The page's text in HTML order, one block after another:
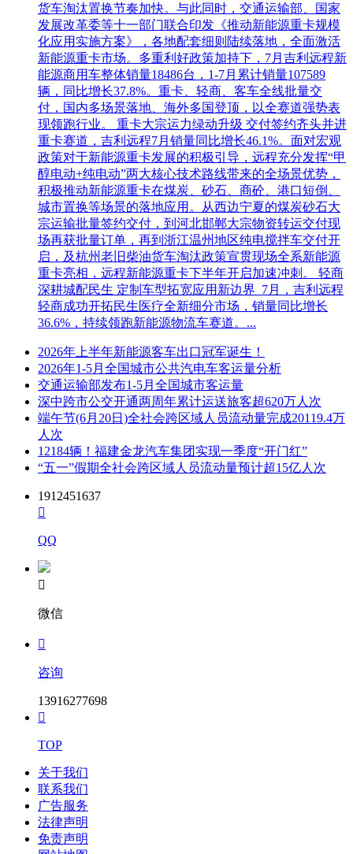
货车淘汰置换节奏加快。与此同时，交通运输部、国家
发展改革委等十一部门联合印发《推动新能源重卡规模
化应用实施方案》，各地配套细则陆续落地，全面激活
新能源重卡市场。多重利好政策加持下，7月吉利远程新
能源商用车整体销量18486台，1-7月累计销量107589
辆，同比增长37.8%。重卡、轻商、客车全线批量交
付，国内多场景落地、海外多国登顶，以全赛道强势表
现领跑行业。 重卡大宗运力绿动升级 交付签约齐头并进
重卡赛道，吉利远程7月销量同比增长46.1%。面对宏观
政策对于新能源重卡发展的积极引导，远程充分发挥“甲
醇电动+纯电动”两大核心技术路线带来的全场景优势，
积极推动新能源重卡在煤炭、砂石、商砼、港口短倒、
城市置换等场景的落地应用。从西边宁夏的煤炭砂石大
宗运输批量签约交付，到河北邯郸大宗物资转运交付现
场再获批量订单，再到浙江温州地区纯电搅拌车交付开
启，及杭州老旧柴油货车淘汰政策宣贯现场全系新能源
重卡亮相，远程新能源重卡下半年开启加速冲刺。 轻商
深耕城配民生 定制车型拓宽应用新边界 7月，吉利远程
轻商成功开拓民生医疗全新细分市场，销量同比增长
36.6%，持续领跑新能源物流车赛道。...
2026年上半年新能源客车出口冠军诞生！
2026年1-5月全国城市公共汽电车客运量分析
交通运输部发布1-5月全国城市客运量
深中跨市公交开通两周年累计运送旅客超620万人次
端午节(6月20日)全社会跨区域人员流动量完成20119.4万
人次
12184辆！福建金龙汽车集团实现一季度“开门红”
“五一”假期全社会跨区域人员流动量预计超15亿人次
1912451637

QQ

微信

咨询
13916277698

TOP
关于我们
联系我们
广告服务
法律声明
免责声明